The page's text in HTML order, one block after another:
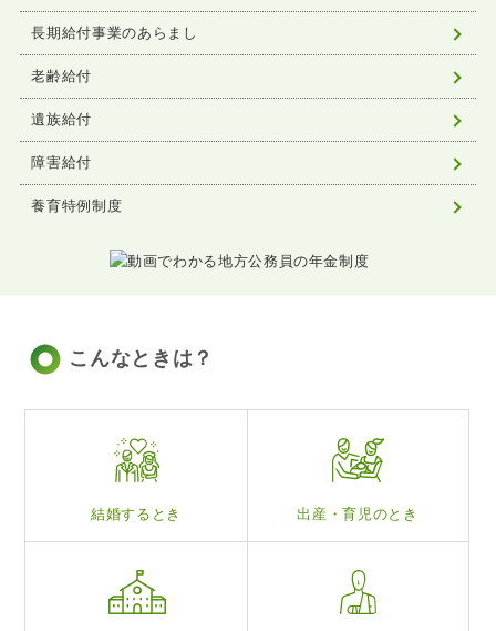
長期給付事業のあらまし
老齢給付
遺族給付
障害給付
養育特例制度
こんなときは？
結婚するとき 出産・育児のとき